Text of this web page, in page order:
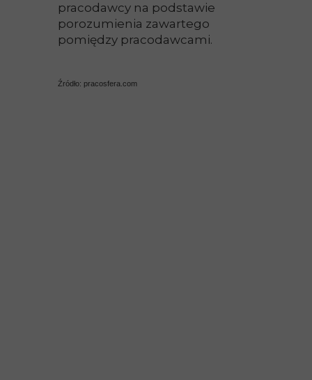
pracodawcy na podstawie
porozumienia zawartego
pomiędzy pracodawcami.
Źródło: pracosfera.com